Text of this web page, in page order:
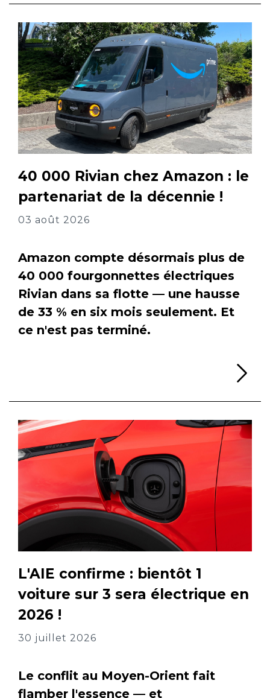
40 000 Rivian chez Amazon : le
partenariat de la décennie !
03 août 2026
Amazon compte désormais plus de
40 000 fourgonnettes électriques
Rivian dans sa flotte — une hausse
de 33 % en six mois seulement. Et
ce n'est pas terminé.
L'AIE confirme : bientôt 1
voiture sur 3 sera électrique en
2026 !
30 juillet 2026
Le conflit au Moyen-Orient fait
flamber l'essence — et